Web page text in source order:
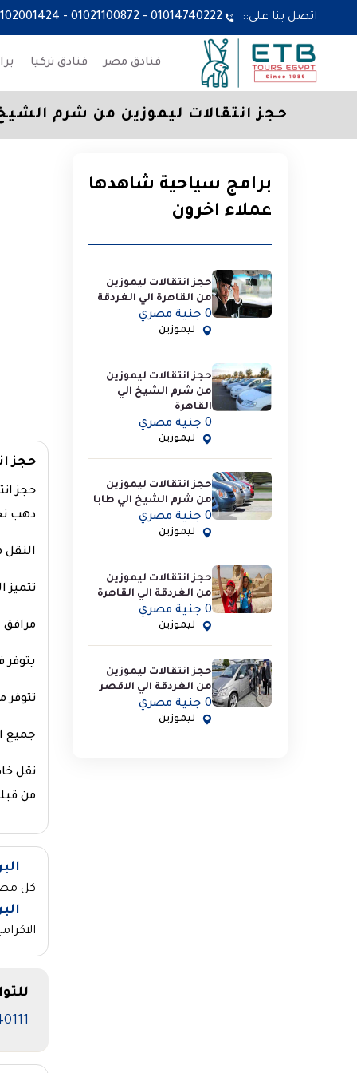
اتصل بنا على:: 01014740222
-
01021100872
-
فنادق مصر فنادق تركيا
حجز انتقالات ليموزين من شرم
برامج سياحية شاهدها
عملاء اخرون
حجز انتقالات ليموزين
من القاهرة الي الغردقة
0 جنية مصري
ليموزين
حجز انتقالات ليموزين
من شرم الشيخ الي
القاهرة
0 جنية مصري
ليموزين
حجز انتقالات ليموزين
من شرم الشيخ الي طابا
0 جنية مصري
ليموزين
حجز انتقالات ليموزين
من الغردقة الي القاهرة
0 جنية مصري
ليموزين
حجز انتقالات ليموزين
من الغردقة الي الاقصر
0 جنية مصري
ليموزين
حجز
حجز
دهب
تتميز
جميع
نقل
من
كل